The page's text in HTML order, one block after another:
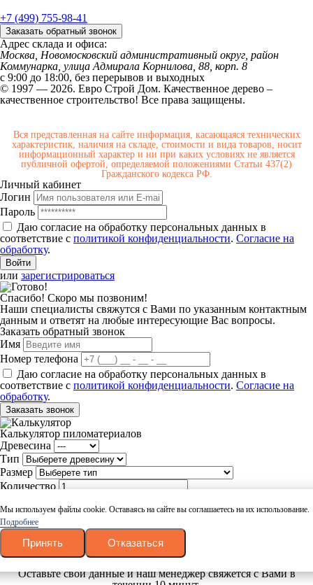
+7 (499) 755-98-41
Заказать обратный звонок
Адрес склада и офиса:
Москва, Новомосковский административный округ, район
Коммунарка, улица Адмирала Корнилова, 88, корп. 8
с 9:00 до 18:00, без перерывов и выходных
© 1997 — 2026. Евро Строй Дом. Качественное дерево –
качественное строительство! Все права защищены.
Вся представленная на сайте информация, касающаяся технических
характеристик, наличия на складе, стоимости и вида товаров, носит
информационный характер и ни при каких условиях не является
публичной офертой, определяемой положениями Статьи 437(2)
Гражданского кодекса РФ.
Личный кабинет
Логин
Пароль
Даю согласие на обработку персональных данных в
соответствие с политикой конфиденциальности. Согласие на
обработку.
или зарегистрироваться
Спасибо! Скоро мы позвоним!
Наши специалисты свяжутся с Вами по указанным контактным
данным и ответят на любые интересующие Вас вопросы.
Заказать обратный звонок
Имя
Номер телефона
Даю согласие на обработку персональных данных в
соответствие с политикой конфиденциальности. Согласие на
обработку.
Заказать звонок
Калькулятор пиломатериалов
Древесина
Тип
Размер
Количество
Ваш товар успешно добавлен в корзину
Вернуться
Оформить заказ
Оставьте свои данные и наш менеджер свяжется с Вами в
Мы используем файлы cookie. Оставаясь на сайте вы соглашаетесь на их использование.
Подробнее
Принять Отказаться